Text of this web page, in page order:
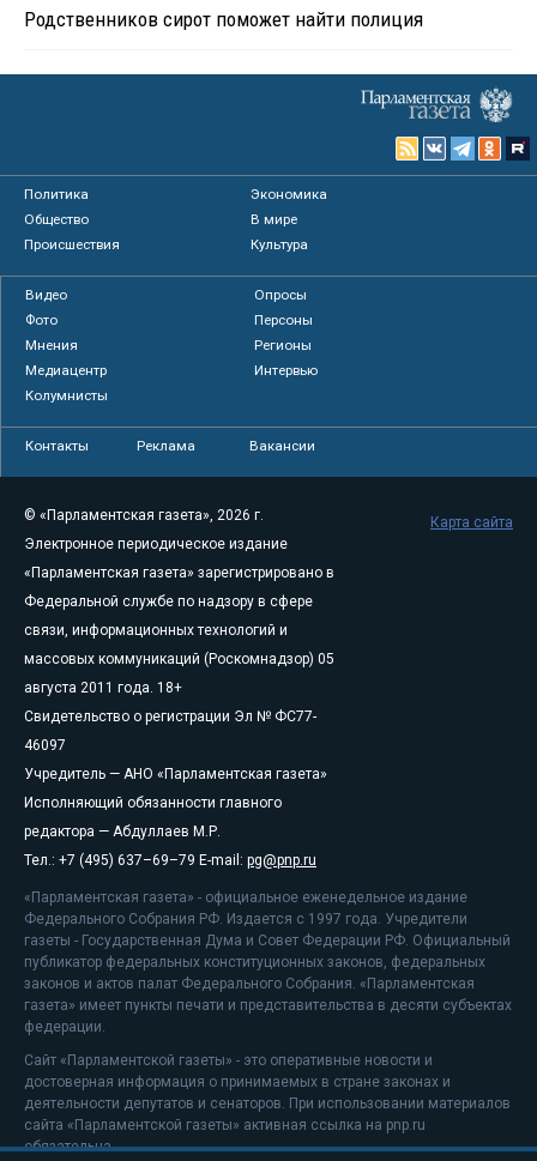
Родственников сирот поможет найти полиция
Политика
Экономика
Общество
В мире
Происшествия
Культура
Видео
Опросы
Фото
Персоны
Мнения
Регионы
Медиацентр
Интервью
Колумнисты
Контакты Реклама Вакансии
© «Парламентская газета», 2026 г.
Электронное периодическое издание
«Парламентская газета» зарегистрировано в
Федеральной службе по надзору в сфере
связи, информационных технологий и
массовых коммуникаций (Роскомнадзор) 05
августа 2011 года. 18+
Свидетельство о регистрации Эл № ФС77-
46097
Учредитель — АНО «Парламентская газета»
Исполняющий обязанности главного
редактора — Абдуллаев М.Р.
Тел.: +7 (495) 637–69–79 E-mail: pg@pnp.ru
«Парламентская газета» - официальное еженедельное издание
Федерального Собрания РФ. Издается с 1997 года. Учредители
газеты - Государственная Дума и Совет Федерации РФ. Официальный
публикатор федеральных конституционных законов, федеральных
законов и актов палат Федерального Собрания. «Парламентская
газета» имеет пункты печати и представительства в десяти субъектах
федерации.
Сайт «Парламентской газеты» - это оперативные новости и
достоверная информация о принимаемых в стране законах и
деятельности депутатов и сенаторов. При использовании материалов
сайта «Парламентской газеты» активная ссылка на pnp.ru
обязательна.
Карта сайта